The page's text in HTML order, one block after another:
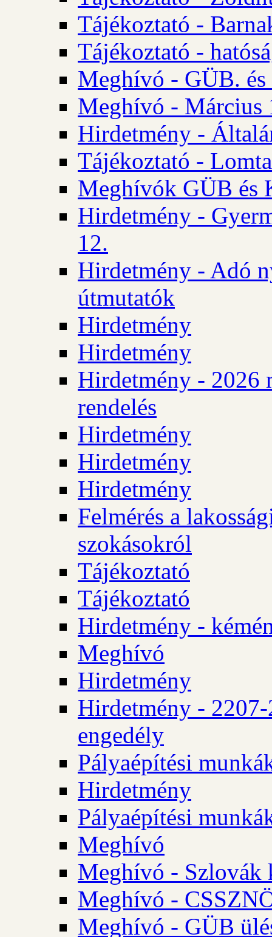
Tájékoztató -
Tájékoztató -
Meghívó - GÜB.
Meghívó - Március
Hirdetmény -
Tájékoztató -
Meghívók GÜB és
Hirdetmény -
12.
Hirdetmény - Adó
útmutatók
Hirdetmény
Hirdetmény
Hirdetmény - 2026
rendelés
Hirdetmény
Hirdetmény
Hirdetmény
Felmérés a
szokásokról
Tájékoztató
Tájékoztató
Hirdetmény -
Meghívó
Hirdetmény
Hirdetmény -
engedély
Pályaépítési
Hirdetmény
Pályaépítési
Meghívó
Meghívó - Szlovák
Meghívó -
Meghívó - GÜB